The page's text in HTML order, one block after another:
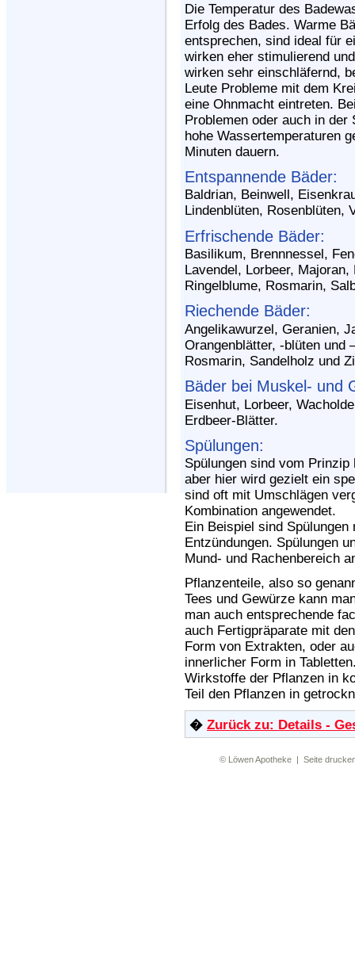
Die Temperatur des
Erfolg des Bades. Warme
entsprechen, sind ideal für
wirken eher stimulierend
wirken sehr einschläfernd,
Leute Probleme mit dem
eine Ohnmacht eintreten.
Problemen oder auch in
hohe Wassertemperaturen
Minuten dauern.
Entspannende Bäder:
Baldrian, Beinwell,
Lindenblüten, Rosenblüten,
Erfrischende Bäder:
Basilikum, Brennnessel,
Lavendel, Lorbeer,
Ringelblume, Rosmarin,
Riechende Bäder:
Angelikawurzel, Geranien,
Orangenblätter, -blüten und
Rosmarin, Sandelholz und
Bäder bei Muskel- und
Eisenhut, Lorbeer,
Erdbeer-Blätter.
Spülungen:
Spülungen sind vom
aber hier wird gezielt ein
sind oft mit Umschlägen
Kombination angewendet.
Ein Beispiel sind
Entzündungen. Spülungen
Mund- und Rachenbereich
Pflanzenteile, also so
Tees und Gewürze kann
man auch entsprechende
auch Fertigpräparate mit
Form von Extrakten, oder
innerlicher Form in
Wirkstoffe der Pflanzen in
Teil den Pflanzen in
� Zurück zu: Details -
© Löwen Apotheke | Seite